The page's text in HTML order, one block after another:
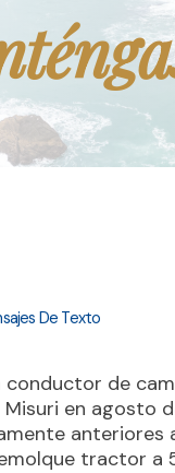
De Texto
de
en agosto
anteriores
tractor a